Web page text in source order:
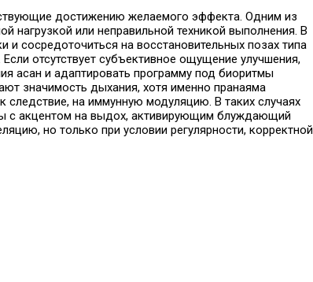
достижению желаемого эффекта. Одним из
нагрузкой или неправильной техникой выполнения. В
и сосредоточиться на восстановительных позах типа
отсутствует субъективное ощущение улучшения,
асан и адаптировать программу под биоритмы
значимость дыхания, хотя именно пранаяма
следствие, на иммунную модуляцию. В таких случаях
с акцентом на выдох, активирующим блуждающий
но только при условии регулярности, корректной